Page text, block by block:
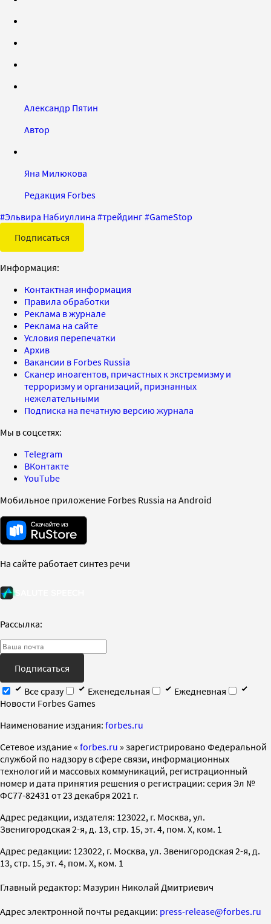
Александр Пятин
Автор
Яна Милюкова
Редакция Forbes
#Эльвира Набиуллина #трейдинг#GameStop
Подписаться
Информация:
Контактная информация
Правила обработки
Реклама в журнале
Реклама на сайте
Условия перепечатки
Архив
Вакансии в Forbes Russia
Сканер иноагентов, причастных к экстремизму и
терроризму и организаций, признанных
нежелательными
Подписка на печатную версию журнала
Мы в соцсетях:
Telegram
ВКонтакте
YouTube
Мобильное приложение Forbes Russia на Android
На сайте работает синтез речи
Рассылка:
Подписаться
Все сразу
Еженедельная
Ежедневная
Новости Forbes Games
Наименование издания: forbes.ru
Cетевое издание « forbes.ru » зарегистрировано Федеральной
службой по надзору в сфере связи, информационных
технологий и массовых коммуникаций, регистрационный
номер и дата принятия решения о регистрации: серия Эл №
ФС77-82431 от 23 декабря 2021 г.
Адрес редакции, издателя: 123022, г. Москва, ул.
Звенигородская 2-я, д. 13, стр. 15, эт. 4, пом. X, ком. 1
Адрес редакции: 123022, г. Москва, ул. Звенигородская 2-я, д.
13, стр. 15, эт. 4, пом. X, ком. 1
Главный редактор: Мазурин Николай Дмитриевич
Адрес электронной почты редакции: press-release@forbes.ru